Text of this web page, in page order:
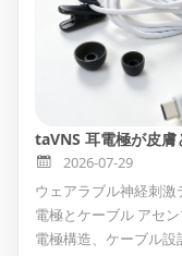
2026-07-29
ウェアラブル神経刺
電極とケーブル アセ
電極構造、ケーブル